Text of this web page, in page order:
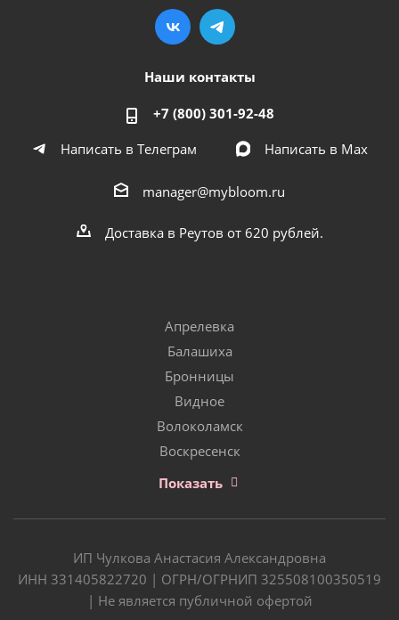
Наши контакты
+7 (800) 301-92-48
Написать в Телеграм
Написать в Мах
manager@mybloom.ru
Доставка в Реутов от 620 рублей.
Апрелевка
Балашиха
Бронницы
Видное
Волоколамск
Воскресенск
Показать
ИП Чулкова Анастасия Александровна
ИНН 331405822720 | ОГРН/ОГРНИП 325508100350519
| Не является публичной офертой